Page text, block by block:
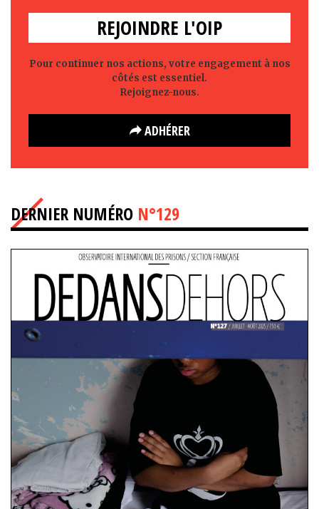
REJOINDRE L'OIP
Pour continuer nos actions, votre engagement à nos
côtés est essentiel.
Rejoignez-nous.
ADHÉRER
DERNIER NUMÉRO N°129